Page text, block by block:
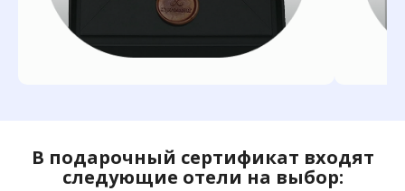
В подарочный сертификат входят
следующие отели на выбор: